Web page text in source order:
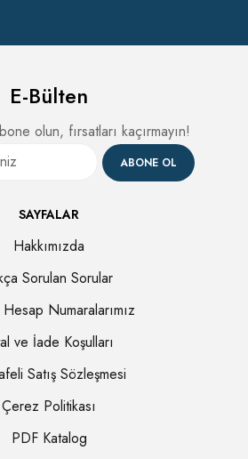
E-Bülten
olun, fırsatları kaçırmayın!
ABONE OL
SAYFALAR
Hakkımızda
Sorulan Sorular
Numaralarımız
ve İade Koşulları
Satış Sözleşmesi
Çerez Politikası
PDF Katalog